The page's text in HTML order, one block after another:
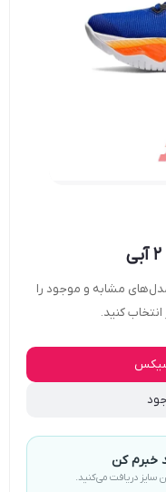
مشابه و موجود را
کنید.
خبرم کن
سایز دریافت می‌کنید.